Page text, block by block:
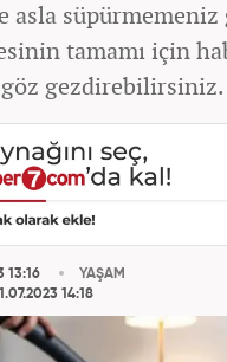
asla süpürmemeniz
tamamı için
göz gezdirebilirsiniz.
13:16
14:18
YAŞAM